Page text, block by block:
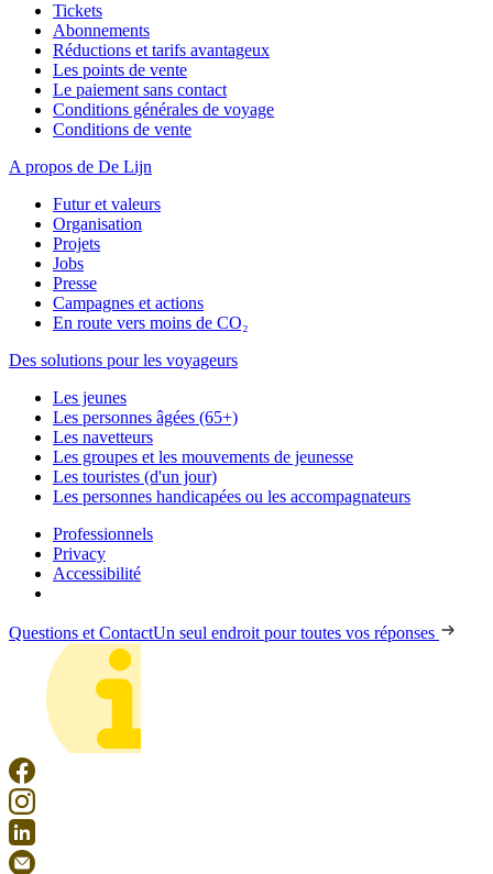
Tickets
Abonnements
Réductions et tarifs avantageux
Les points de vente
Le paiement sans contact
Conditions générales de voyage
Conditions de vente
A propos de De Lijn
Futur et valeurs
Organisation
Projets
Jobs
Presse
Campagnes et actions
En route vers moins de CO₂
Des solutions pour les voyageurs
Les jeunes
Les personnes âgées (65+)
Les navetteurs
Les groupes et les mouvements de jeunesse
Les touristes (d'un jour)
Les personnes handicapées ou les accompagnateurs
Professionnels
Privacy
Accessibilité
Questions et ContactUn seul endroit pour toutes vos réponses